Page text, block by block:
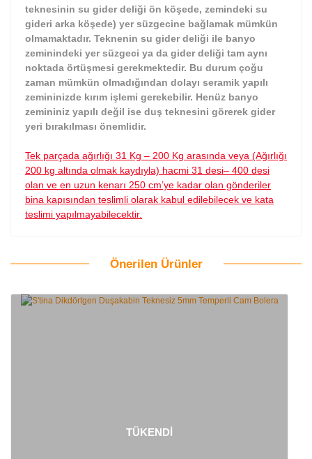
teknesinin su gider deliği ön köşede, zemindeki su
gideri arka köşede) yer süzgecine bağlamak mümkün
olmamaktadır. Teknenin su gider deliği ile banyo
zeminindeki yer süzgeci ya da gider deliği tam aynı
noktada örtüşmesi gerekmektedir. Bu durum çoğu
zaman mümkün olmadığından dolayı seramik yapılı
zemininizde kırım işlemi gerekebilir. Henüz banyo
zemininiz yapılı değil ise duş teknesini görerek gider
yeri bırakılması önemlidir.
Tek parçada ağırlığı 31 Kg – 200 Kg arasında veya (Ağırlığı
200 kg altında olmak kaydıyla) hacmi 31 desi– 400 desi
olan ve en uzun kenarı 250 cm’ye kadar olan gönderiler
bina kapısından teslimli olarak kabul edilebilecek ve kata
teslimi yapılmayabilecektir.
Önerilen Ürünler
TÜKENDİ